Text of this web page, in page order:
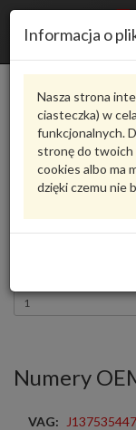
Informacja o
Nasza strona
ciasteczka) w
funkcjonalnych.
stronę do twoich
cookies albo ma
dzięki czemu nie
Karta
Zadaj pytanie o produkt
Część z oferty VW Classic -
Wprowadź
ilość
Numery
VAG: